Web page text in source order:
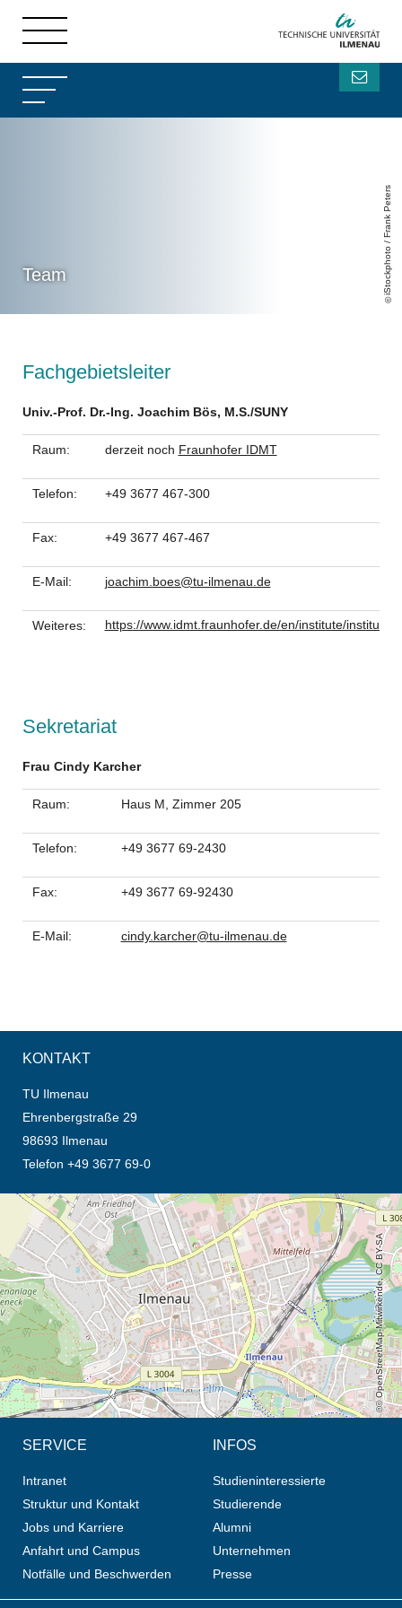
Team iStockphoto / Frank Peters
Fachgebietsleiter
Univ.-Prof. Dr.-Ing. Joachim Bös, M.S./SUNY
Raum: derzeit noch Fraunhofer IDMT
Telefon: +49 3677 467-300
Fax: +49 3677 467-467
E-Mail: joachim.boes@tu-ilmenau.de
Weiteres: https://www.idmt.fraunhofer.de/en/institute/
Sekretariat
Frau Cindy Karcher
Raum: Haus M, Zimmer 205
Telefon: +49 3677 69-2430
Fax: +49 3677 69-92430
E-Mail: cindy.karcher@tu-ilmenau.de
KONTAKT
TU Ilmenau
Ehrenbergstraße 29
98693 Ilmenau
Telefon +49 3677 69-0
Öffnet die Anfahrtsbeschreibung in neuem Tab (Karte)
© OpenStreetMap-Mitwirkende, CC BY-SA
SERVICE
Intranet
Struktur und Kontakt
Jobs und Karriere
Anfahrt und Campus
Notfälle und Beschwerden
INFOS
Studieninteressierte
Studierende
Alumni
Unternehmen
Presse